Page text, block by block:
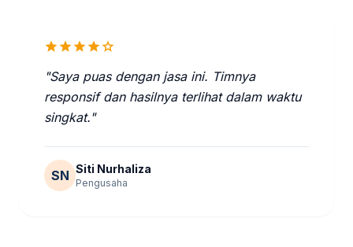
starstarstarstarstar
"Saya puas dengan jasa ini. Timnya
responsif dan hasilnya terlihat dalam waktu
singkat."
SN Siti Nurhaliza
Pengusaha